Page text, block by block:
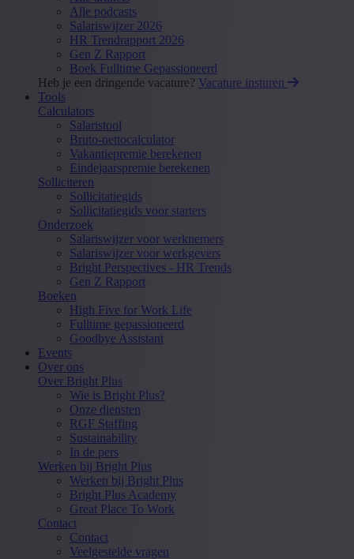
Alle podcasts
Salariswijzer 2026
HR Trendrapport 2026
Gen Z Rapport
Boek Fulltime Gepassioneerd
Heb je een dringende vacature? Vacature insturen
Tools
Calculators
Salaristool
Bruto-nettocalculator
Vakantiepremie berekenen
Eindejaarspremie berekenen
Solliciteren
Sollicitatiegids
Sollicitatiegids voor starters
Onderzoek
Salariswijzer voor werknemers
Salariswijzer voor werkgevers
Bright Perspectives - HR Trends
Gen Z Rapport
Boeken
High Five for Work Life
Fulltime gepassioneerd
Goodbye Assistant
Events
Over ons
Over Bright Plus
Wie is Bright Plus?
Onze diensten
RGF Staffing
Sustainability
In de pers
Werken bij Bright Plus
Werken bij Bright Plus
Bright Plus Academy
Great Place To Work
Contact
Contact
Veelgestelde vragen